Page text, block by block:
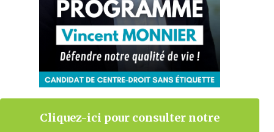
Cliquez-ici pour consulter notre